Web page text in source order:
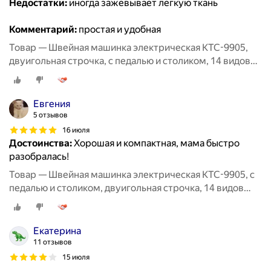
Недостатки: иногда зажевывает легкую ткань
Комментарий: простая и удобная
Товар — Швейная машинка электрическая KTC-9905,
двуигольная строчка, с педалью и столиком, 14 видов
строчек
Евгения
5 отзывов
16 июля
Достоинства:Хорошая и компактная, мама быстро
разобралась!
Товар — Швейная машинка электрическая KTC-9905, с
педалью и столиком, двуигольная строчка, 14 видов
строчек
Екатерина
11 отзывов
15 июля